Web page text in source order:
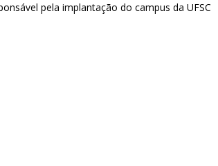
pela implantação do campus da UFSC